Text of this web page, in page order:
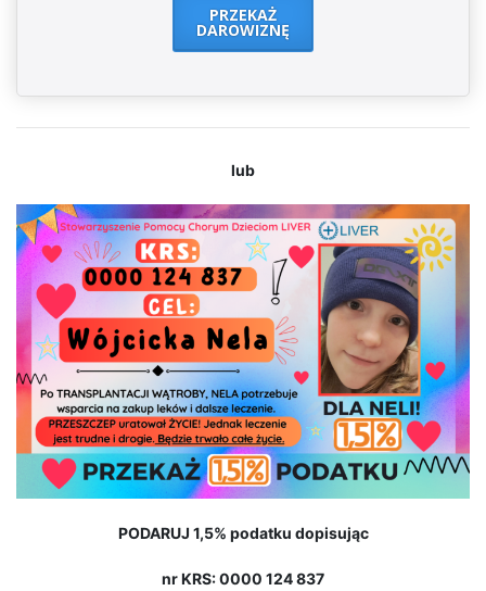
PRZEKAŻ
DAROWIZNĘ
lub
PODARUJ 1,5% podatku dopisując
nr KRS: 0000 124 837